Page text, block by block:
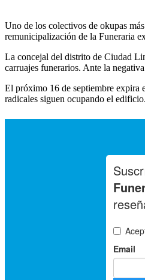
Uno de los colectivos de okupas
remunicipalización de la Funeraria
La concejal del distrito de Ciudad
carruajes funerarios. Ante la
El próximo 16 de septiembre expira
radicales siguen ocupando el